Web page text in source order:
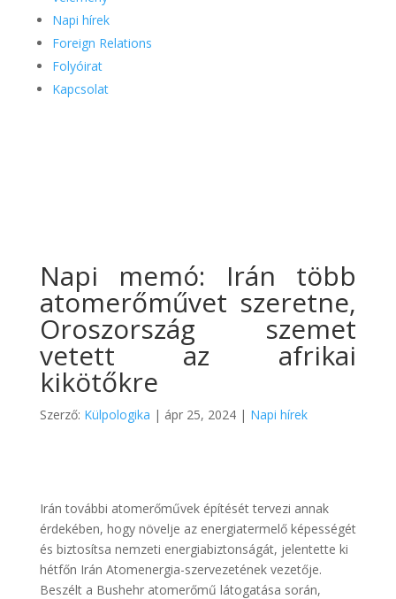
Napi hírek
Foreign Relations
Folyóirat
Kapcsolat
Napi memó: Irán több
atomerőművet szeretne,
Oroszország szemet
vetett az afrikai
kikötőkre
Szerző: Külpologika | ápr 25, 2024| Napi hírek
Irán további atomerőművek építését tervezi annak
érdekében, hogy növelje az energiatermelő képességét
és biztosítsa nemzeti energiabiztonságát, jelentette ki
hétfőn Irán Atomenergia-szervezetének vezetője.
Beszélt a Bushehr atomerőmű látogatása során,